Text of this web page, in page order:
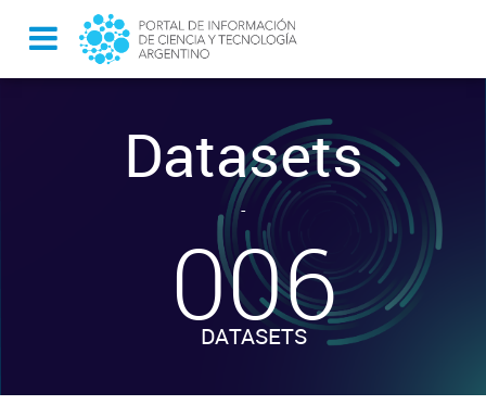
Datasets
-
006
DATASETS